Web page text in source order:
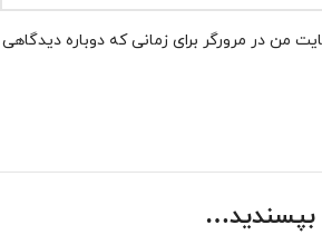
من در مرورگر برای زمانی که دوباره دیدگاهی
بپسندید…